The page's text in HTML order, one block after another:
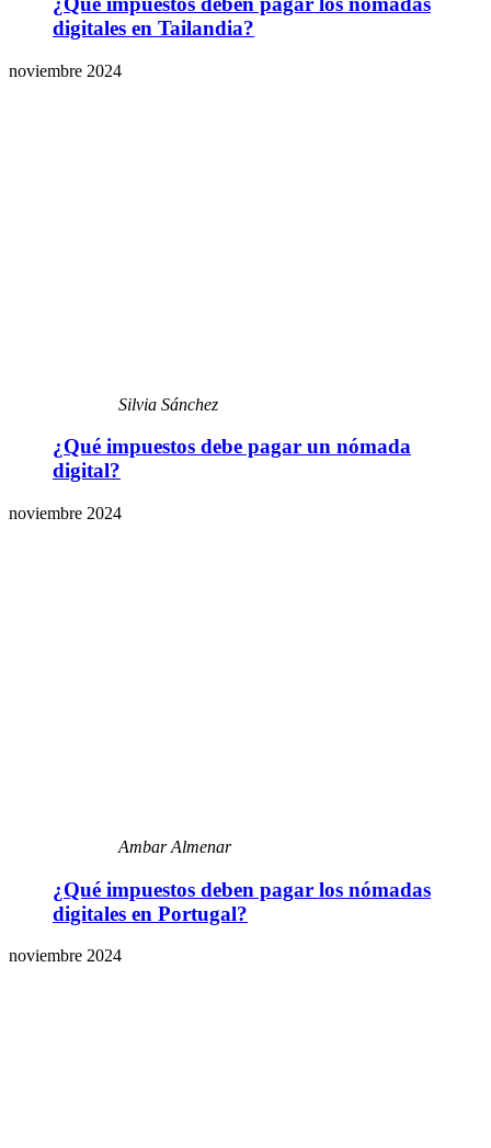
digitales en Tailandia?
noviembre 2024
Silvia Sánchez
¿Qué impuestos debe pagar un nómada
digital?
noviembre 2024
Ambar Almenar
¿Qué impuestos deben pagar los nómadas
digitales en Portugal?
noviembre 2024